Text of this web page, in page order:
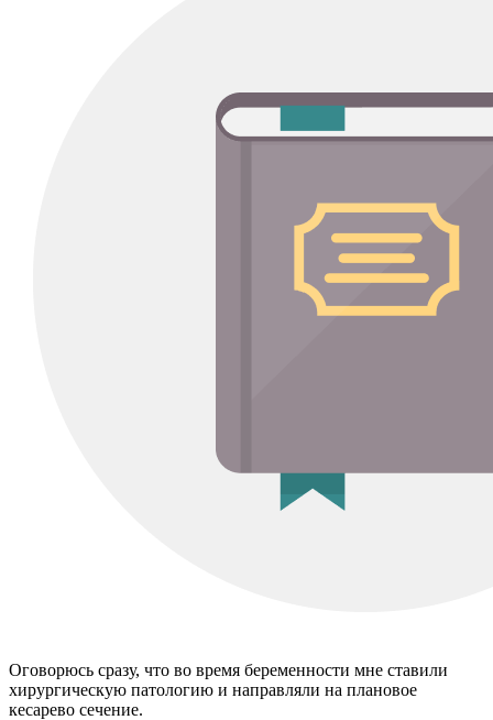
Оговорюсь сразу, что во время беременности мне ставили
хирургическую патологию и направляли на плановое
кесарево сечение.